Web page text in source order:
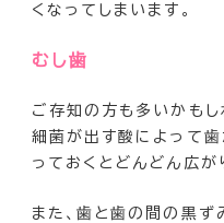
くなってしまいます。
むし歯
ご存知の方も多いかもし
細菌が出す酸によって歯
っておくとどんどん広が
また、歯と歯の間の黒ず